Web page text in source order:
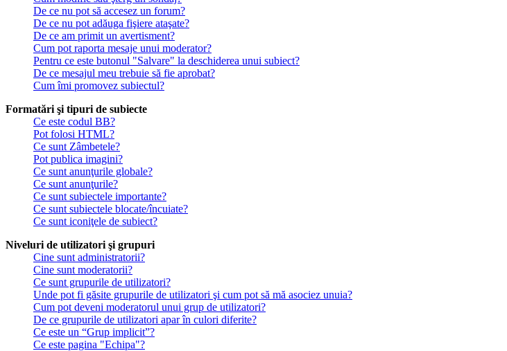
De ce nu pot să accesez un forum?
De ce nu pot adăuga fişiere ataşate?
De ce am primit un avertisment?
Cum pot raporta mesaje unui moderator?
Pentru ce este butonul "Salvare" la deschiderea unui subiect?
De ce mesajul meu trebuie să fie aprobat?
Cum îmi promovez subiectul?
Formatări şi tipuri de subiecte
Ce este codul BB?
Pot folosi HTML?
Ce sunt Zâmbetele?
Pot publica imagini?
Ce sunt anunţurile globale?
Ce sunt anunţurile?
Ce sunt subiectele importante?
Ce sunt subiectele blocate/încuiate?
Ce sunt iconiţele de subiect?
Niveluri de utilizatori şi grupuri
Cine sunt administratorii?
Cine sunt moderatorii?
Ce sunt grupurile de utilizatori?
Unde pot fi găsite grupurile de utilizatori şi cum pot să mă asociez unuia?
Cum pot deveni moderatorul unui grup de utilizatori?
De ce grupurile de utilizatori apar în culori diferite?
Ce este un “Grup implicit”?
Ce este pagina "Echipa"?